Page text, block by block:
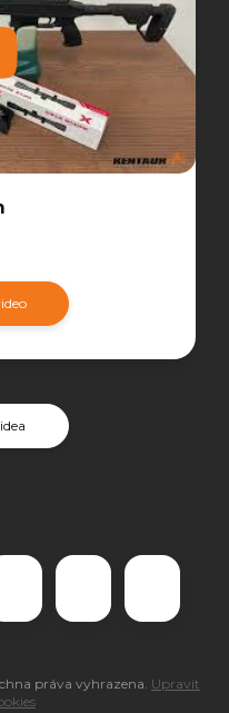
práva vyhrazena. Upravit